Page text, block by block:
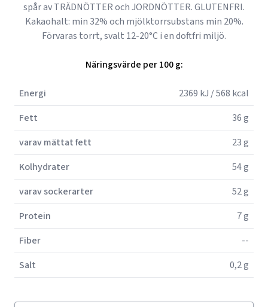
spår av TRÄDNÖTTER och JORDNÖTTER. GLUTENFRI.
Kakaohalt: min 32% och mjölktorrsubstans min 20%.
Förvaras torrt, svalt 12-20°C i en doftfri miljö.
Näringsvärde per 100 g:
Energi
2369 kJ / 568 kcal
Fett
36 g
varav mättat fett
23 g
Kolhydrater
54 g
varav sockerarter
52 g
Protein
7 g
Fiber
--
Salt
0,2 g